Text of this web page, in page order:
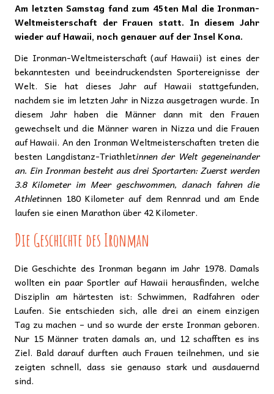
Am letzten Samstag fand zum 45ten Mal die Ironman-
Weltmeisterschaft der Frauen statt. In diesem Jahr
wieder auf Hawaii, noch genauer auf der Insel Kona.
Die Ironman-Weltmeisterschaft (auf Hawaii) ist eines der
bekanntesten und beeindruckendsten Sportereignisse der
Welt. Sie hat dieses Jahr auf Hawaii stattgefunden,
nachdem sie im letzten Jahr in Nizza ausgetragen wurde. In
diesem Jahr haben die Männer dann mit den Frauen
gewechselt und die Männer waren in Nizza und die Frauen
auf Hawaii. An den Ironman Weltmeisterschaften treten die
besten Langdistanz-Triathletinnen der Welt gegeneinander
an. Ein Ironman besteht aus drei Sportarten: Zuerst werden
3.8 Kilometer im Meer geschwommen, danach fahren die
Athletinnen 180 Kilometer auf dem Rennrad und am Ende
laufen sie einen Marathon über 42 Kilometer.
Die Geschichte des Ironman
Die Geschichte des Ironman begann im Jahr 1978. Damals
wollten ein paar Sportler auf Hawaii herausfinden, welche
Disziplin am härtesten ist: Schwimmen, Radfahren oder
Laufen. Sie entschieden sich, alle drei an einem einzigen
Tag zu machen – und so wurde der erste Ironman geboren.
Nur 15 Männer traten damals an, und 12 schafften es ins
Ziel. Bald darauf durften auch Frauen teilnehmen, und sie
zeigten schnell, dass sie genauso stark und ausdauernd
sind.